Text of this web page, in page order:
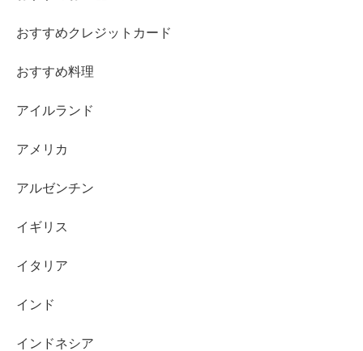
おすすめクレジットカード
おすすめ料理
アイルランド
アメリカ
アルゼンチン
イギリス
イタリア
インド
インドネシア